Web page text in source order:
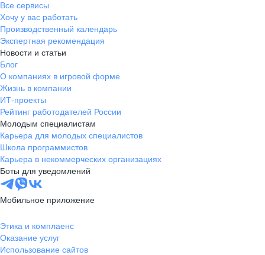
Все сервисы
Хочу у вас работать
Производственный календарь
Экспертная рекомендация
Новости и статьи
Блог
О компаниях в игровой форме
Жизнь в компании
ИТ-проекты
Рейтинг работодателей России
Молодым специалистам
Карьера для молодых специалистов
Школа программистов
Карьера в некоммерческих организациях
Боты для уведомлений
Мобильное приложение
Этика и комплаенс
Оказание услуг
Использование сайтов